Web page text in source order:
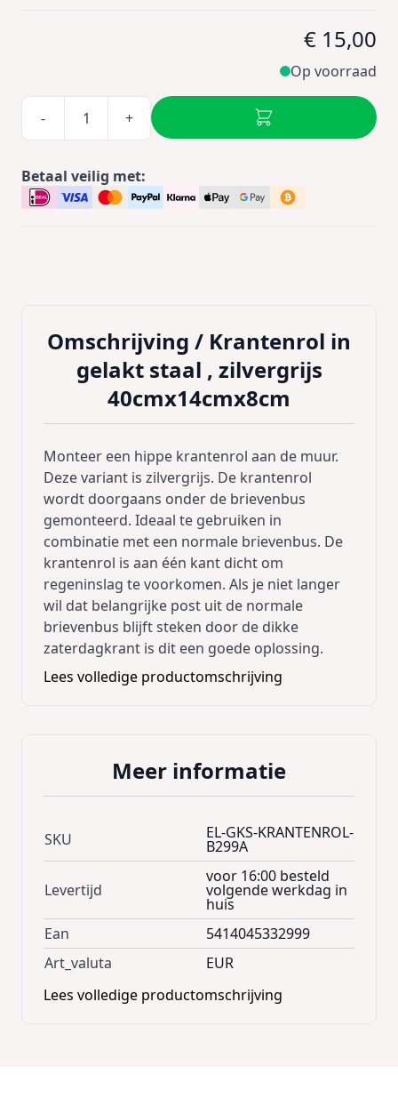
€ 15,00
Op voorraad
- +
Betaal veilig met:
Omschrijving / Krantenrol in
gelakt staal , zilvergrijs
40cmx14cmx8cm
Monteer een hippe krantenrol aan de muur.
Deze variant is zilvergrijs. De krantenrol
wordt doorgaans onder de brievenbus
gemonteerd. Ideaal te gebruiken in
combinatie met een normale brievenbus. De
krantenrol is aan één kant dicht om
regeninslag te voorkomen. Als je niet langer
wil dat belangrijke post uit de normale
brievenbus blijft steken door de dikke
zaterdagkrant is dit een goede oplossing.
Gemaakt van oerdegelijk gegalvaniseerd
Lees volledige productomschrijving
Meer informatie
SKU EL-GKS-KRANTENROL-
B299A
Levertijd
voor 16:00 besteld
volgende werkdag in
huis
Ean
5414045332999
Art_valuta
EUR
Lees volledige productomschrijving